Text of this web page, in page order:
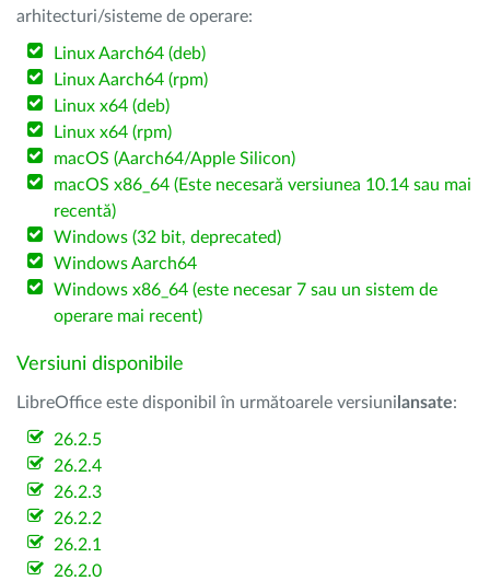
arhitecturi/sisteme de operare:
Linux Aarch64 (deb)
Linux Aarch64 (rpm)
Linux x64 (deb)
Linux x64 (rpm)
macOS (Aarch64/Apple Silicon)
macOS x86_64 (Este necesară versiunea 10.14 sau mai
recentă)
Windows (32 bit, deprecated)
Windows Aarch64
Windows x86_64 (este necesar 7 sau un sistem de
operare mai recent)
Versiuni disponibile
LibreOffice este disponibil în următoarele versiuni lansate:
26.2.5
26.2.4
26.2.3
26.2.2
26.2.1
26.2.0